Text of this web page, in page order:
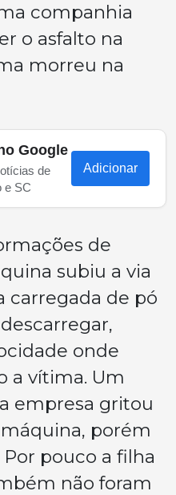
companhia
o asfalto na
morreu na
Google
de
e SC
Adicionar
de
subiu a via
carregada de pó
onde
a vítima. Um
empresa gritou
porém
pouco a filha
não foram